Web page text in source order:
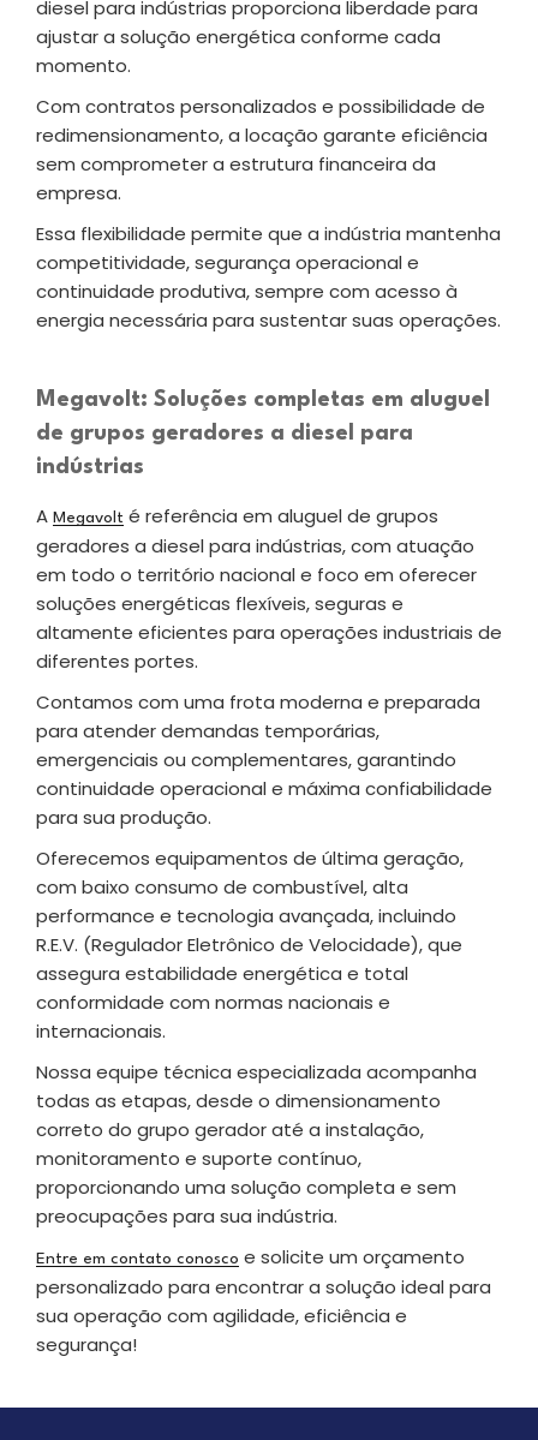
diesel para indústrias proporciona liberdade para
ajustar a solução energética conforme cada
momento.
Com contratos personalizados e possibilidade de
redimensionamento, a locação garante eficiência
sem comprometer a estrutura financeira da
empresa.
Essa flexibilidade permite que a indústria mantenha
competitividade, segurança operacional e
continuidade produtiva, sempre com acesso à
energia necessária para sustentar suas operações.
Megavolt: Soluções completas em aluguel
de grupos geradores a diesel para
indústrias
A Megavolt é referência em aluguel de grupos
geradores a diesel para indústrias, com atuação
em todo o território nacional e foco em oferecer
soluções energéticas flexíveis, seguras e
altamente eficientes para operações industriais de
diferentes portes.
Contamos com uma frota moderna e preparada
para atender demandas temporárias,
emergenciais ou complementares, garantindo
continuidade operacional e máxima confiabilidade
para sua produção.
Oferecemos equipamentos de última geração,
com baixo consumo de combustível, alta
performance e tecnologia avançada, incluindo
R.E.V. (Regulador Eletrônico de Velocidade), que
assegura estabilidade energética e total
conformidade com normas nacionais e
internacionais.
Nossa equipe técnica especializada acompanha
todas as etapas, desde o dimensionamento
correto do grupo gerador até a instalação,
monitoramento e suporte contínuo,
proporcionando uma solução completa e sem
preocupações para sua indústria.
Entre em contato conosco e solicite um orçamento
personalizado para encontrar a solução ideal para
sua operação com agilidade, eficiência e
segurança!